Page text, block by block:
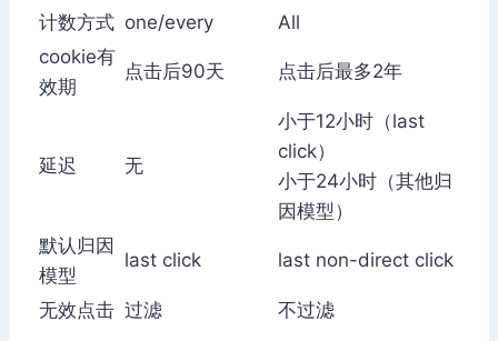
计数方式 one/every
All
cookie有
效期
点击后90天 点击后最多2年
延迟 无
小于12小时（last
click）
小于24小时（其他归
因模型）
默认归因
模型
last click last non-direct click
无效点击 过滤 不过滤